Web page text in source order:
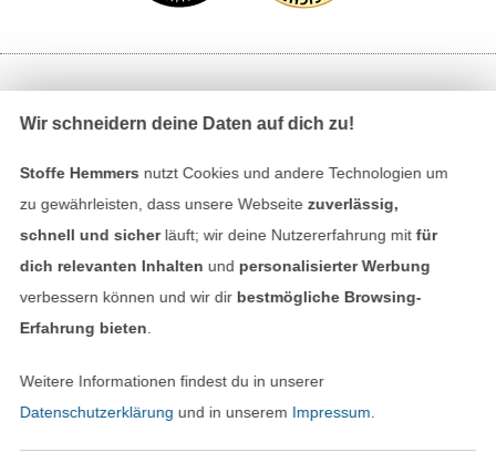
Bezahlen mit
Unsere Versandpartner
In den deutschen Shop wechseln (aktuell
Wir schneidern deine Daten auf dich zu!
Stoffe Hemmers nutzt Cookies und andere Technologien um
zu gewährleisten, dass unsere Webseite zuverlässig,
schnell und sicherläuft; wir deine Nutzererfahrung mitfür
dich relevanten Inhalten und personalisierter Werbung
verbessern können und wir dir bestmögliche Browsing-
Erfahrung bieten
Weitere Informationen findest du in unserer
Datenschutzerklärung und in unserem Impressum